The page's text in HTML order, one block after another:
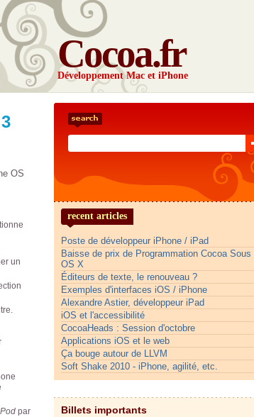
Cocoa.fr
Développement Mac et iPhone
OS
un
par
recent articles
Poste de développeur iPhone / iPad
Baisse de prix de Programmation Cocoa Sous
OS X
Éditeurs de texte, le renouveau ?
Exemples d'interfaces iOS / iPhone
Alexandre Astier, développeur iPad
iOS et l'accessibilité
CocoaHeads : Session d'octobre
Applications iOS et le web
Ça bouge autour de LLVM
Soft Shake 2010 - iPhone, agilité, etc.
Billets importants